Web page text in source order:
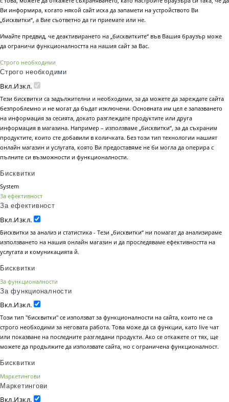
Ви информира, когато някой сайт иска да запамети на устройството Ви
„бисквитки“, а Вие съответно да ги приемате или не.
Имайте предвид, че деактивирането на „бисквитките“ във Вашия браузър може
да ограничи функционалността на нашия сайт за Вас.
Строго необходими
Строго необходими
Вкл.Изкл.
Тези бисквитки са задължителни и необходими, за да можете да зареждате сайта
безпроблемно и не могат да бъдат изключени. Основната им цел е запазването
на информация за сесията, докато разглеждате продуктите или друга
информация в магазина. Например – използваме „бисквитки“, за да съхраним
продуктите, които сте добавили в количката. Без този тип технологии нашият
онлайн магазин и услугата, която Ви предоставяме не би могла да оперира с
пълните си възможности и функционалности.
Бисквитки
System
За ефективност
За ефективност
Вкл.Изкл.
Бисквитки за анализ и статистика - Тези „бисквитки“ ни помагат да анализираме
използването на нашия онлайн магазин и да проследяваме ефективността на
услугата и комуникацията й.
Бисквитки
За функционалности
За функционалности
Вкл.Изкл.
Този тип "бисквитки" се използват за функционалности на сайта, които не са
строго необходими за неговата работа. Това може да са функции, като live чат
или показване на последните разгледани продукти. Ако се откажете от тях, ще
можете да продължите да използвате сайта, но с ограничена функционалност.
Бисквитки
Маркетингови
Маркетингови
Вкл.Изкл.